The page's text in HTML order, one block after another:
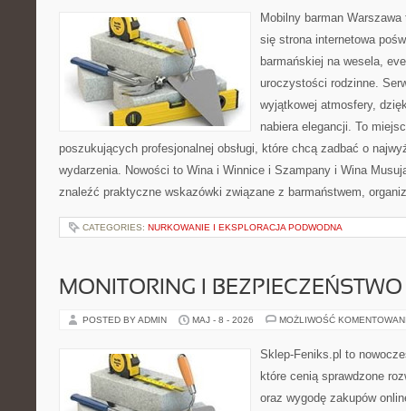
Mobilny barman
się strona internetowa
barmańskiej na wesela,
uroczystości rodzinne.
wyjątkowej atmosfery,
nabiera elegancji. To
poszukujących profesjonalnej obsługi, które chcą zadbać o
wydarzenia. Nowości to Wina i Winnice i Szampany i Wina
znaleźć praktyczne wskazówki związane z barmaństwem,
CATEGORIES: NURKOWANIE I EKSPLORACJA PODWODNA
MONITORING I
POSTED BY ADMIN MAJ - 8 - 2026 MOŻLIWOŚĆ
Sklep-Feniks.pl to
które cenią sprawdzone
oraz wygodę zakupów